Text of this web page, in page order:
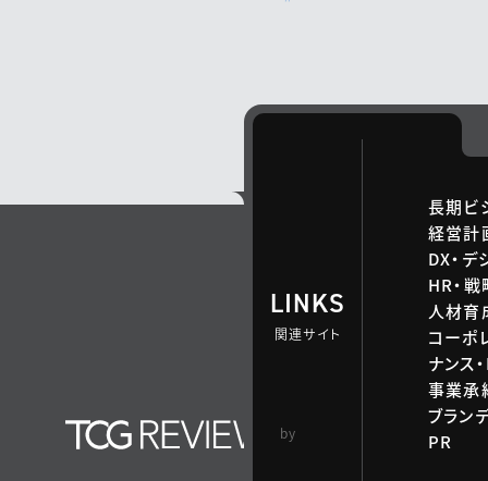
LINKS
関連サイト
長期ビ
経営計
DX・デ
HR・
人材育
コーポ
ナンス
事業承
ブラン
PR
by